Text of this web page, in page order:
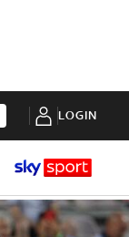
LOGIN